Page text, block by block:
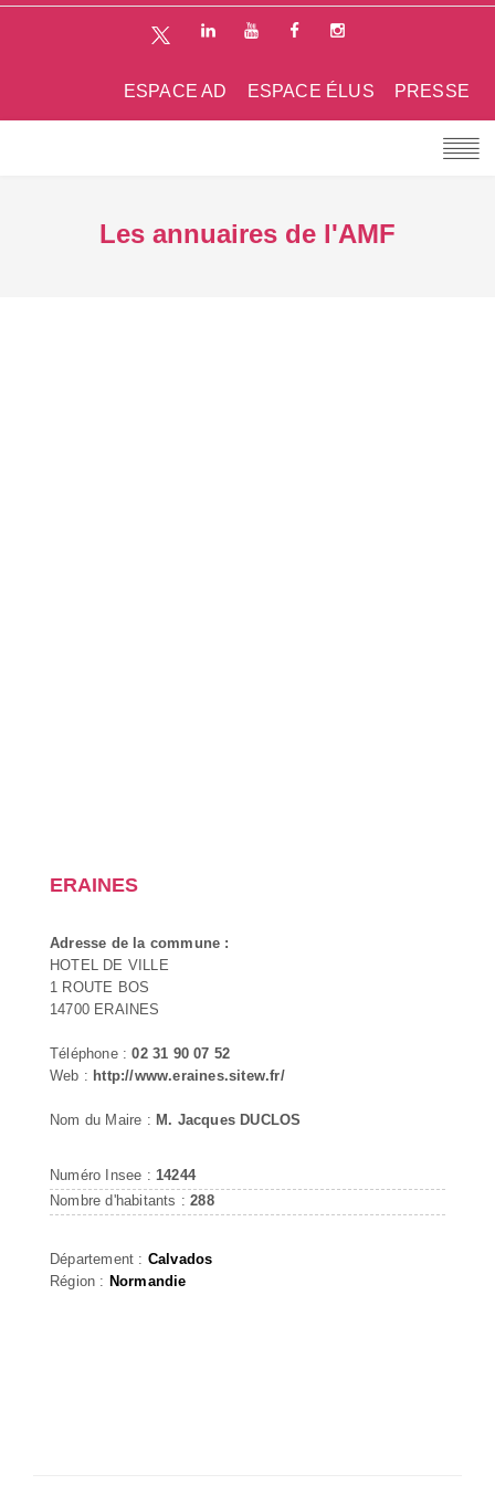
PRESSE
ESPACE ÉLUS
ESPACE AD
Les annuaires de l'AMF
ERAINES
Adresse de la commune :
HOTEL DE VILLE
1 ROUTE BOS
14700 ERAINES
Téléphone :02 31 90 07 52
Web : http://www.eraines.sitew.fr/
Nom du Maire : M. Jacques DUCLOS
Numéro Insee : 14244
Nombre d'habitants :288
Département : Calvados
Région : Normandie